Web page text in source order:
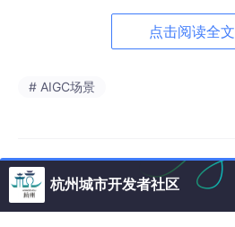
点击阅读全文
# AIGC场景
杭州城市开发者社区